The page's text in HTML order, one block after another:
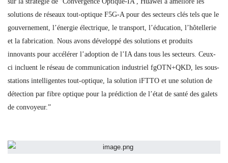
solutions de réseaux tout-optique F5G-A pour des secteurs clés tels que le
gouvernement, l’énergie électrique, le transport, l’éducation, l’hôtellerie
et la fabrication. Nous avons développé des solutions et produits
innovants pour accélérer l’adoption de l’IA dans tous les secteurs. Ceux-
ci incluent le réseau de communication industriel fgOTN+QKD, les sous-
stations intelligentes tout-optique, la solution iFTTO et une solution de
détection par fibre optique pour la prédiction de l’état de santé des galets
de convoyeur.”